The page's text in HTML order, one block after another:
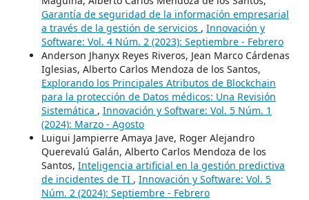
Garantía de seguridad de la información empresarial
a través de la gestión de servicios , Innovación y
Software: Vol. 4 Núm. 2 (2023): Septiembre - Febrero
Anderson Jhanyx Reyes Riveros, Jean Marco Cárdenas
Iglesias, Alberto Carlos Mendoza de los Santos,
Explorando los Principales Atributos de Blockchain
para la protección de Datos médicos: Una Revisión
Sistemática , Innovación y Software: Vol. 5 Núm. 1
(2024): Marzo - Agosto
Luigui Jampierre Amaya Jave, Roger Alejandro
Querevalú Galán, Alberto Carlos Mendoza de los
Santos, Inteligencia artificial en la gestión predictiva
de incidentes de TI , Innovación y Software: Vol. 5
Núm. 2 (2024): Septiembre - Febrero